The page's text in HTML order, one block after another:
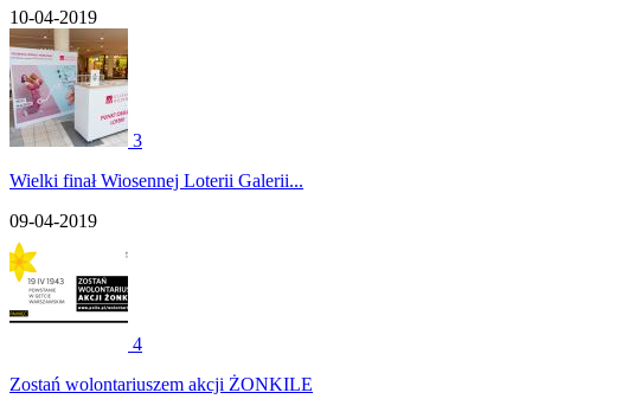
10-04-2019
3
Wielki finał Wiosennej Loterii Galerii...
09-04-2019
4
Zostań wolontariuszem akcji ŻONKILE